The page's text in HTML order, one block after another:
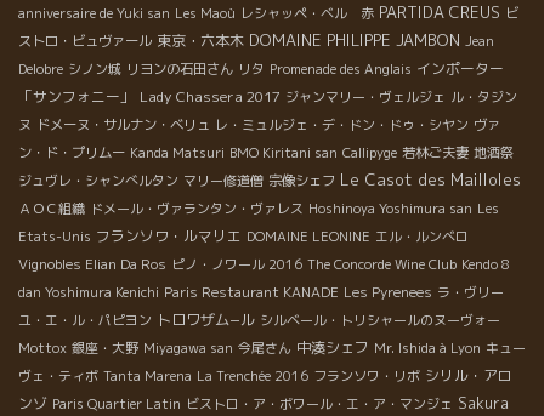
anniversaire de Yuki san Les Maoù レシャッペ・ベル 赤 PARTIDA CREUS ビ
ストロ・ビュヴァール 東京・六本木 DOMAINE PHILIPPE JAMBON Jean
Delobre シノン城 リヨンの石田さん リタ Promenade des Anglais インポーター
「サンフォニー」
Lady Chassera 2017 ジャンマリー・ヴェルジェ ル・タジン
ヌ ドメーヌ・サルナン・ベリュ レ・ミュルジェ・デ・ドン・ドゥ・シヤン ヴァ
ン・ド・プリムー Kanda Matsuri BMO Kiritani san Callipyge 若林ご夫妻 地酒祭
ジュヴレ・シャンべルタン マリー修道僧 宗像シェフ Le Casot des Mailloles
ＡＯＣ組織 ドメール・ヴァランタン・ヴァレス Hoshinoya Yoshimura san Les
Etats-Unis フランソワ・ルマリエ DOMAINE LEONINE エル・ルンベロ
Vignobles Elian Da Ros ピノ・ノワール 2016 The Concorde Wine Club Kendo 8
dan Yoshimura Kenichi Paris Restaurant KANADE Les Pyrenees ラ・ヴリー
ユ・エ・ル・パピヨン トロワザム−ル シルベール・トリシャールのヌーヴォー
Mottox 銀座・大野 Miyagawa san 今尾さん 中湊シェフ Mr. Ishida à Lyon キュー
ヴェ・ティボ Tanta Marena La Trenchée 2016 フランソワ・リボ シリル・アロ
ンゾ Paris Quartier Latin ビストロ・ア・ボワール・エ・ア・マンジェ Sakura